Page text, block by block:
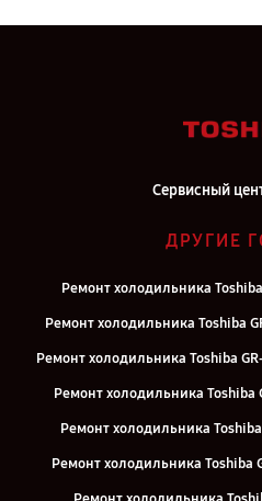
Сервисный
ДРУГИЕ
Ремонт холодильника Toshiba
Ремонт холодильника Toshiba
Ремонт холодильника Toshiba
Ремонт холодильника Toshiba
Ремонт холодильника Toshiba
Ремонт холодильника Toshiba